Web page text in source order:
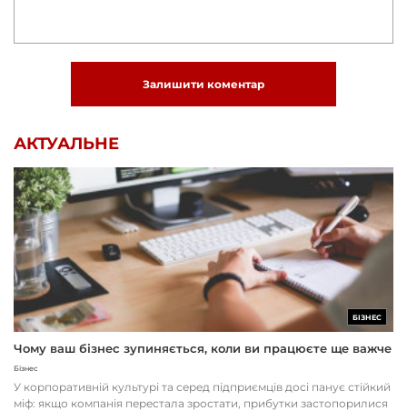
Залишити коментар
АКТУАЛЬНЕ
БІЗНЕС
Чому ваш бізнес зупиняється, коли ви працюєте ще важче
Бізнес
У корпоративній культурі та серед підприємців досі панує стійкий
міф: якщо компанія перестала зростати, прибутки застопорилися